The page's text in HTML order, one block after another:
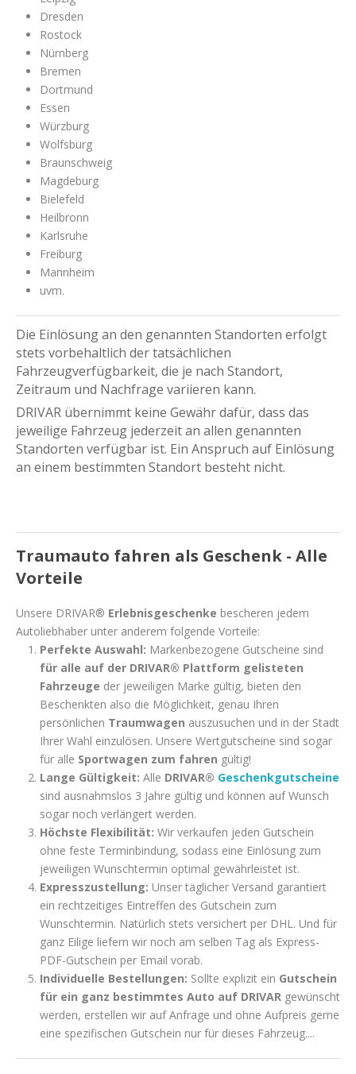
Dresden
Rostock
Nürnberg
Bremen
Dortmund
Essen
Würzburg
Wolfsburg
Braunschweig
Magdeburg
Bielefeld
Heilbronn
Karlsruhe
Freiburg
Mannheim
uvm.
Die Einlösung an den genannten Standorten erfolgt
stets vorbehaltlich der tatsächlichen
Fahrzeugverfügbarkeit, die je nach Standort,
Zeitraum und Nachfrage variieren kann.
DRIVAR übernimmt keine Gewähr dafür, dass das
jeweilige Fahrzeug jederzeit an allen genannten
Standorten verfügbar ist. Ein Anspruch auf Einlösung
an einem bestimmten Standort besteht nicht.
Traumauto fahren als Geschenk - Alle
Vorteile
Unsere DRIVAR® Erlebnisgeschenke bescheren jedem
Autoliebhaber unter anderem folgende Vorteile:
Perfekte Auswahl: Markenbezogene Gutscheine sind
für alle auf der DRIVAR® Plattform gelisteten
Fahrzeuge der jeweiligen Marke gültig, bieten den
Beschenkten also die Möglichkeit, genau Ihren
persönlichen Traumwagen auszusuchen und in der Stadt
Ihrer Wahl einzulösen. Unsere Wertgutscheine sind sogar
für alle Sportwagen zum fahren gültig!
Lange Gültigkeit: Alle DRIVAR® Geschenkgutscheine
sind ausnahmslos 3 Jahre gültig und können auf Wunsch
sogar noch verlängert werden.
Höchste Flexibilität: Wir verkaufen jeden Gutschein
ohne feste Terminbindung, sodass eine Einlösung zum
jeweiligen Wunschtermin optimal gewährleistet ist.
Expresszustellung: Unser täglicher Versand garantiert
ein rechtzeitiges Eintreffen des Gutschein zum
Wunschtermin. Natürlich stets versichert per DHL. Und für
ganz Eilige liefern wir noch am selben Tag als Express-
PDF-Gutschein per Email vorab.
Individuelle Bestellungen: Sollte explizit ein Gutschein
für ein ganz bestimmtes Auto auf DRIVAR gewünscht
werden, erstellen wir auf Anfrage und ohne Aufpreis gerne
eine spezifischen Gutschein nur für dieses Fahrzeug....